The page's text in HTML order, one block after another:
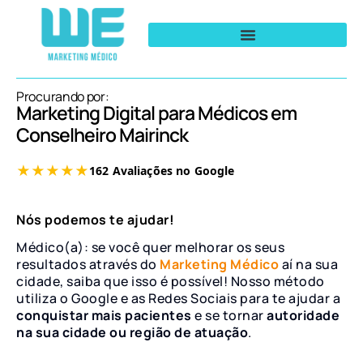
Procurando por:
Marketing Digital para Médicos em
Conselheiro Mairinck
Nós podemos te ajudar!
Médico(a): se você quer melhorar os seus
resultados através do Marketing Médicoaí na sua
cidade, saiba que isso é possível! Nosso método
utiliza o Google e as Redes Sociais para te ajudar a
conquistar mais pacientes e se tornarautoridade
na sua cidade ou região de atuação.